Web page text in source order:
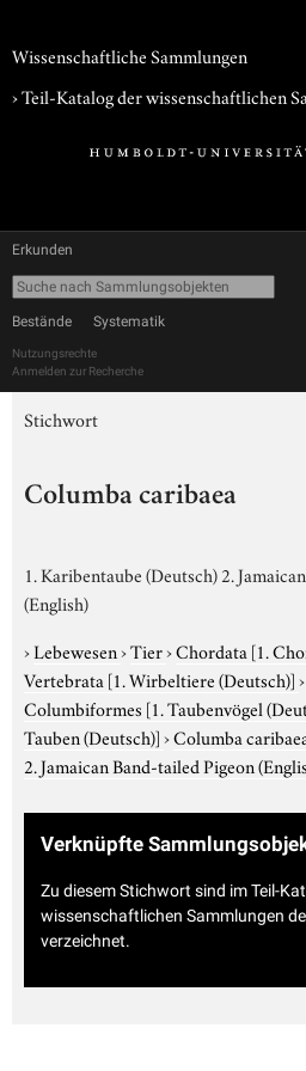
Wissenschaftliche Sammlungen
› Teil-Katalog der wissenschaftlichen
Erkunden
Bestände Systematik
Nutzungsrechte
Anmelden zur Recherche
Stichwort
Columba caribaea
1. Karibentaube (Deutsch) 2.
(English)
›Lebewesen›Tier›Chordata [1.
Vertebrata [1. Wirbeltiere (Deutsch)]›
Columbiformes [1. Taubenvögel
Tauben (Deutsch)]›Columba
2. Jamaican Band-tailed Pigeon
Verknüpfte
Zu diesem Stichwort sind im Teil-
wissenschaftlichen Sammlungen
verzeichnet.